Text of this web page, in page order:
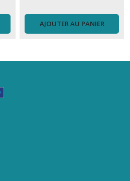
AJOUTER AU PANIER